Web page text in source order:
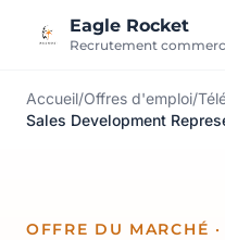
Eagle Rocket
Recrutement
Accueil/Offres d'emploi/
Sales Development
OFFRE DU MARCHÉ